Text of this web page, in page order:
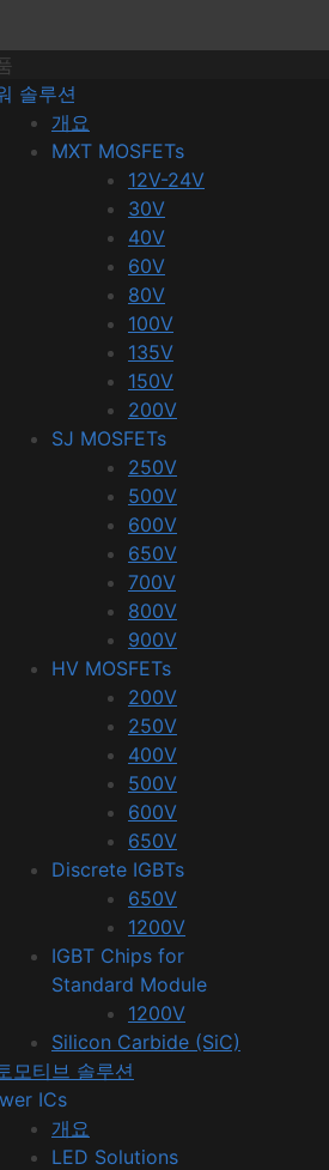
솔루션
개요
MXT MOSFETs
12V-24V
30V
40V
60V
80V
100V
135V
150V
200V
SJ MOSFETs
250V
500V
600V
650V
700V
800V
900V
HV MOSFETs
200V
250V
400V
500V
600V
650V
Discrete IGBTs
650V
1200V
IGBT Chips for
Standard Module
1200V
Silicon Carbide (SiC)
모티브 솔루션
ICs
개요
LED Solutions